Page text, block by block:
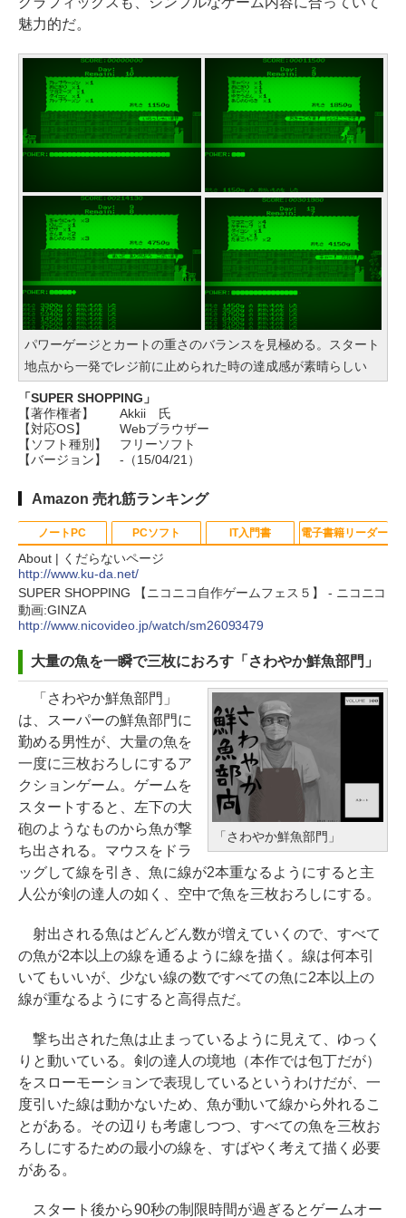
￥115,980
XTEINK X3 電子書籍リーダー 3.7
インチ E-Ink搭載 58g軽量 カード
サイズ 16GB内蔵 SD対応 ミストレ
グレー
魅力的だ。
パワーゲージとカートの重さのバランスを見極める。スタート
地点から一発でレジ前に止められた時の達成感が素晴らしい
「SUPER SHOPPING」
【著作権者】
Akkii 氏
【対応OS】
Webブラウザー
【ソフト種別】
フリーソフト
【バージョン】
-（15/04/21）
Amazon 売れ筋ランキング
ノートPC
Apple 2026 MacBook Neo A18 Pr
oチップ搭載13インチノートブッ
uid Retinaディスプレイ、8GBメ
モリ、512GB SSD、1080p FaceT
ime HDカメラ、Touch ID - インデ
ィゴ + 3年延長 AppleCare+ for 13
インチMacBook Neo(A18 Pro)|ダ
ウンロード版
￥162,598
tomtoc 360°保護 15.6 16インチ パ
ソコンケース Dell NEC Lavie ASU
￥2,952
パソコン 15-fd 15.6インチ 16GB
メモリ 512GB SSD インテル Core
5
￥129,800
プ搭載13インチノートブック：AI
PCソフト
Robloxギフトカード - 800 Robux
【限定バーチャルアイテムを含
ロブロックス | オンラインコード版
￥1,300
Robloxギフトカード - 2,000 Robu
x 【限定バーチャルアイテムを含
む】 【オンラインゲームコード】
ロブロックス | オンラインコード版
￥3,200
Robloxギフトカード - 1000 Robu
x 【限定バーチャルアイテムを含
む】 【オンラインゲームコード】
ロブロックス |オンラインコード版
￥1,600
Microsoft Office Home & Busine
ss 2024(最新 永続版)|オンライン
コード版|Windows11、10/mac対
応|PC2台
IT入門書
生成AIパスポート公式テキスト 第
４版
￥1,766
1冊ですべて身につくHTML & CSS
とWebデザイン入門講座［第2版］
￥1,292
ClaudeCode いちばんやさしい 教
科書: 非エンジニア 初心者 素人 で
も安心 使い方 マニュアル AI副業に
もコンテンツ作成にもKindle出版
にも！ 非エンジニアのためのAIコ
ーディング入門シリーズ
￥99
AIイラスト表現辞典: 思い通りの絵
を引き出す プロンプトの言葉 AI画
像生成シリーズ (はぴーイラストLa
bo)
￥480
FM TOWNS ハイパー・カタログ:
電子書籍リーダー
Kindle Paperwhite シグニチャー
エディション (32GB) 7インチディ
調節ライト、12週間持続バッテリ
ー、広告なし、メタリックブラッ
ク
￥27,980
Amazon Kindle Paperwhite (16G
B) 7インチディスプレイ、色調調節
ライト、12週間持続バッテリー、
広告なし、ブラック
Amazon Kindle Colorsoft | 16GB
ストレージ、防水、7インチカラー
最大8週間持続バッテリー、広告無
し、ブラック (2025年発売)
￥31,980
New Amazon Kindle Scribe Color
イ、64GBストレージ、ノート機能
About | くだらないページ
http://www.ku-da.net/
SUPER SHOPPING 【ニコニコ自作ゲームフェス５】 - ニコニコ
動画:GINZA
http://www.nicovideo.jp/watch/sm26093479
大量の魚を一瞬で三枚におろす「さわやか鮮魚部門」
「さわやか鮮魚部門」
「さわやか鮮魚部門」
は、スーパーの鮮魚部門に
勤める男性が、大量の魚を
一度に三枚おろしにするア
クションゲーム。ゲームを
スタートすると、左下の大
砲のようなものから魚が撃
ち出される。マウスをドラ
ッグして線を引き、魚に線が2本重なるようにすると主
人公が剣の達人の如く、空中で魚を三枚おろしにする。
射出される魚はどんどん数が増えていくので、すべて
の魚が2本以上の線を通るように線を描く。線は何本引
いてもいいが、少ない線の数ですべての魚に2本以上の
線が重なるようにすると高得点だ。
撃ち出された魚は止まっているように見えて、ゆっく
りと動いている。剣の達人の境地（本作では包丁だが）
をスローモーションで表現しているというわけだが、一
度引いた線は動かないため、魚が動いて線から外れるこ
とがある。その辺りも考慮しつつ、すべての魚を三枚お
ろしにするための最小の線を、すばやく考えて描く必要
がある。
スタート後から90秒の制限時間が過ぎるとゲームオー